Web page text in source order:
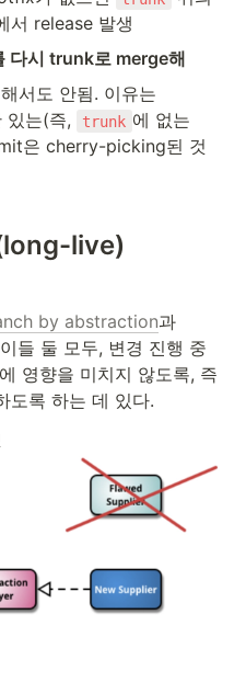
release 발생
다시 trunk로 merge해
서도 안됨. 이유는
있는(즉,
trunk 에 없는
은 cherry-picking된 것
live)
by abstraction
들 둘 모두, 변경 진행 중
영향을 미치지 않도록, 즉
도록 하는 데 있다.